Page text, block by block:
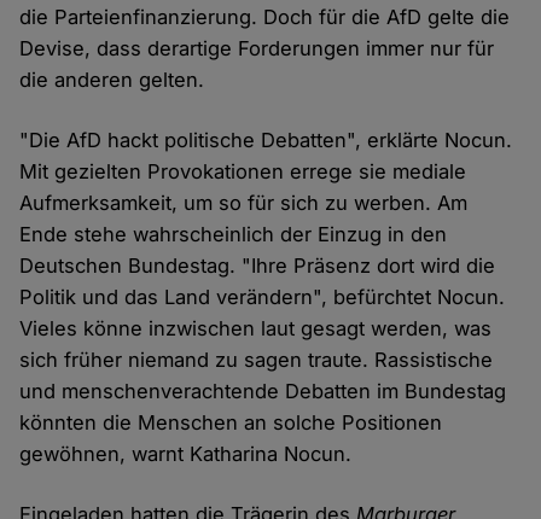
die Parteienfinanzierung. Doch für die AfD gelte die
Devise, dass derartige Forderungen immer nur für
die anderen gelten.
"Die AfD hackt politische Debatten", erklärte Nocun.
Mit gezielten Provokationen errege sie mediale
Aufmerksamkeit, um so für sich zu werben. Am
Ende stehe wahrscheinlich der Einzug in den
Deutschen Bundestag. "Ihre Präsenz dort wird die
Politik und das Land verändern", befürchtet Nocun.
Vieles könne inzwischen laut gesagt werden, was
sich früher niemand zu sagen traute. Rassistische
und menschenverachtende Debatten im Bundestag
könnten die Menschen an solche Positionen
gewöhnen, warnt Katharina Nocun.